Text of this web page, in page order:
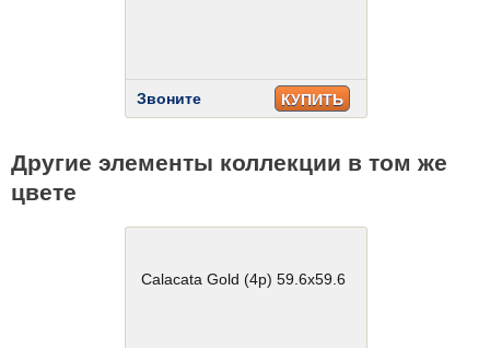
Звоните КУПИТЬ
Другие элементы коллекции в том же
цвете
Calacata Gold (4p) 59.6x59.6